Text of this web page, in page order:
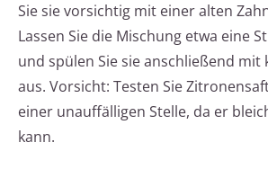
Sie sie vorsichtig mit einer alten
Lassen Sie die Mischung etwa eine
und spülen Sie sie anschließend mit
aus. Vorsicht: Testen Sie
einer unauffälligen Stelle, da er
kann.